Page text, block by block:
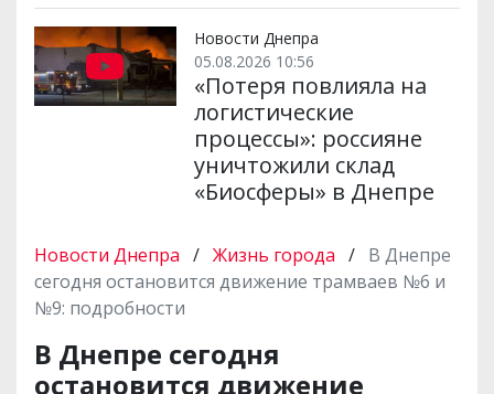
Новости Днепра
05.08.2026 10:56
«Потеря повлияла на
логистические
процессы»: россияне
уничтожили склад
«Биосферы» в Днепре
Новости Днепра / Жизнь города / В Днепре
сегодня остановится движение трамваев №6 и
№9: подробности
В Днепре сегодня
остановится движение